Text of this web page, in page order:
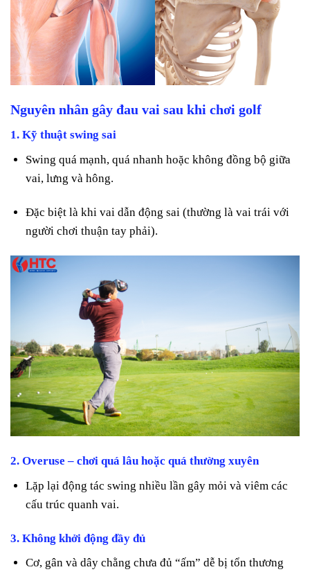
Nguyên nhân gây đau vai sau khi chơi golf
1. Kỹ thuật swing sai
Swing quá mạnh, quá nhanh hoặc không đồng bộ giữa
vai, lưng và hông.
Đặc biệt là khi vai dẫn động sai (thường là vai trái với
người chơi thuận tay phải).
2. Overuse – chơi quá lâu hoặc quá thường xuyên
Lặp lại động tác swing nhiều lần gây mỏi và viêm các
cấu trúc quanh vai.
3. Không khởi động đầy đủ
Cơ, gân và dây chằng chưa đủ “ấm” dễ bị tổn thương